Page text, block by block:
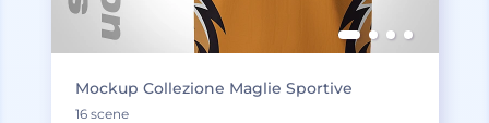
Mockup Collezione Maglie Sportive
16 scene